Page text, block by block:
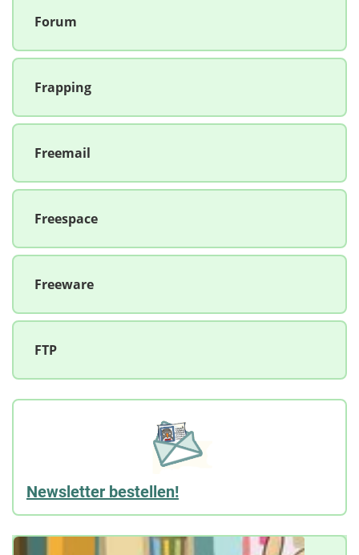
Forum
Frapping
Freemail
Freespace
Freeware
FTP
Newsletter bestellen!